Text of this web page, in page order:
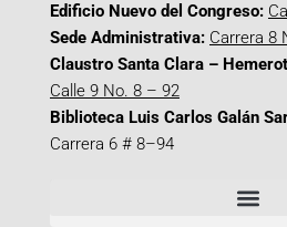
Edificio Nuevo del Congreso:
Sede Administrativa: Carrera 8
Claustro Santa Clara –
Calle 9 No. 8 – 92
Biblioteca Luis Carlos Galán
Carrera 6 # 8–94